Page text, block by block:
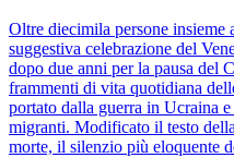
Oltre diecimila persone insieme
suggestiva celebrazione del
dopo due anni per la pausa del
frammenti di vita quotidiana
portato dalla guerra in Ucraina
migranti. Modificato il testo
morte, il silenzio più eloquente